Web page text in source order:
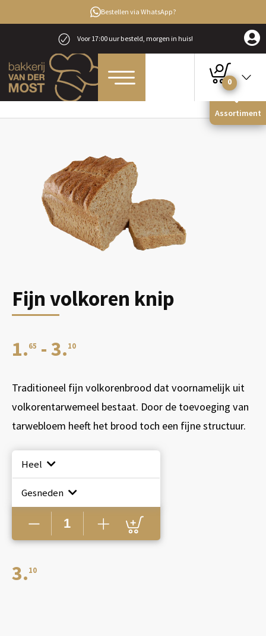
Bestellen via WhatsApp?
Voor 17:00 uur besteld, morgen in huis!
0
Assortiment
Home Brood Volkorenbrood
Fijn volkoren knip
1. 65 -3. 10Prijsklasse:
€1.65
tot
€3.10
Traditioneel fijn volkorenbrood dat voornamelijk uit
volkorentarwemeel bestaat. Door de toevoeging van
tarwebloem heeft het brood toch een fijne structuur.
Heel
Gesneden
aantal
3. 10